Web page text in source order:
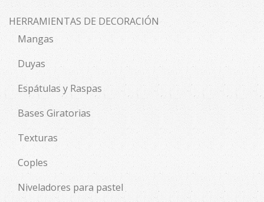
HERRAMIENTAS DE DECORACIÓN
Mangas
Duyas
Espátulas y Raspas
Bases Giratorias
Texturas
Coples
Niveladores para pastel